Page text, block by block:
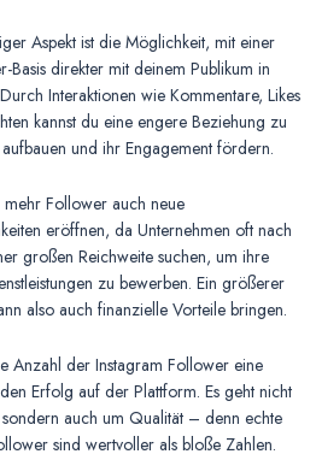
Aspekt ist die Möglichkeit, mit einer
Basis direkter mit deinem Publikum in
Interaktionen wie Kommentare, Likes
kannst du eine engere Beziehung zu
und ihr Engagement fördern.
mehr Follower auch neue
eröffnen, da Unternehmen oft nach
großen Reichweite suchen, um ihre
zu bewerben. Ein größerer
also auch finanzielle Vorteile bringen.
Anzahl der Instagram Follower eine
Erfolg auf der Plattform. Es geht nicht
auch um Qualität – denn echte
sind wertvoller als bloße Zahlen.